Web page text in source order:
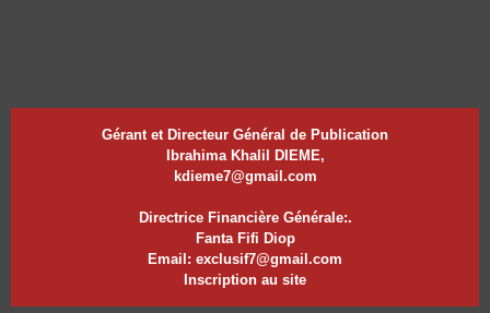
Gérant et Directeur Général de Publication
Ibrahima Khalil DIEME,
kdieme7@gmail.com
Directrice Financière Générale:.
Fanta Fifi Diop
Email: exclusif7@gmail.com
Inscription au site